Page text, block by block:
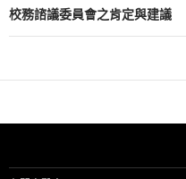
覽
校務諮議委員會之肯定與建議